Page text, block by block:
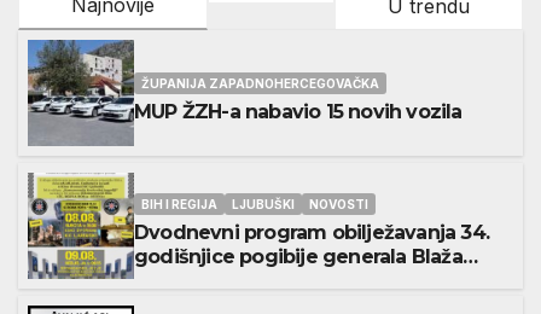
U trendu
ŽUPANIJA ZAPADNOHERCEGOVAČKA
MUP ŽZH-a nabavio 15 novih vozila
BIH I REGIJA LJUBUŠKI NOVOSTI
Dvodnevni program obilježavanja 34.
godišnjice pogibije generala Blaža